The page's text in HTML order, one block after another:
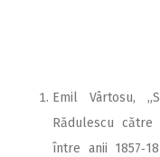
Emil Vârtosu,
Rădulescu
între anii